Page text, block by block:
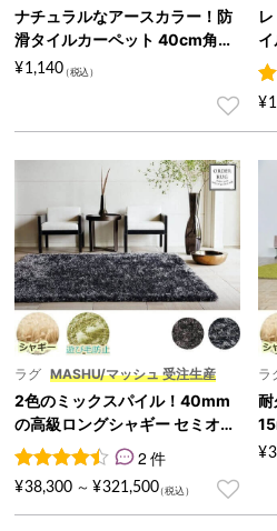
ナチュラルなアースカラー！防
滑タイルカーペット 40cm角
『TORAST/トラスト』
¥ 1,140
3
¥
ラグ MASHU/マッシュ 受注生産
2色のミックスパイル！40mm
の高級ロングシャギー セミオー
ダーラグ『MASHU/マッシュ』
2
件の利用者評価に基づく5段階評
2 件
¥38,300 ～ ¥321,500
ラ
耐
ダ
¥